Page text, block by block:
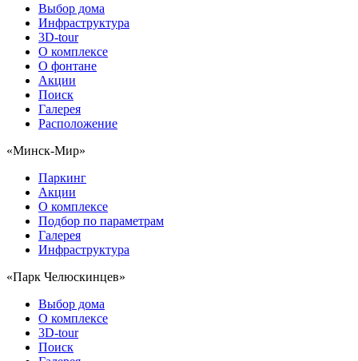
Выбор дома
Инфраструктура
3D-tour
О комплексе
О фонтане
Акции
Поиск
Галерея
Расположение
«Минск-Мир»
Паркинг
Акции
О комплексе
Подбор по параметрам
Галерея
Инфраструктура
«Парк Челюскинцев»
Выбор дома
О комплексе
3D-tour
Поиск